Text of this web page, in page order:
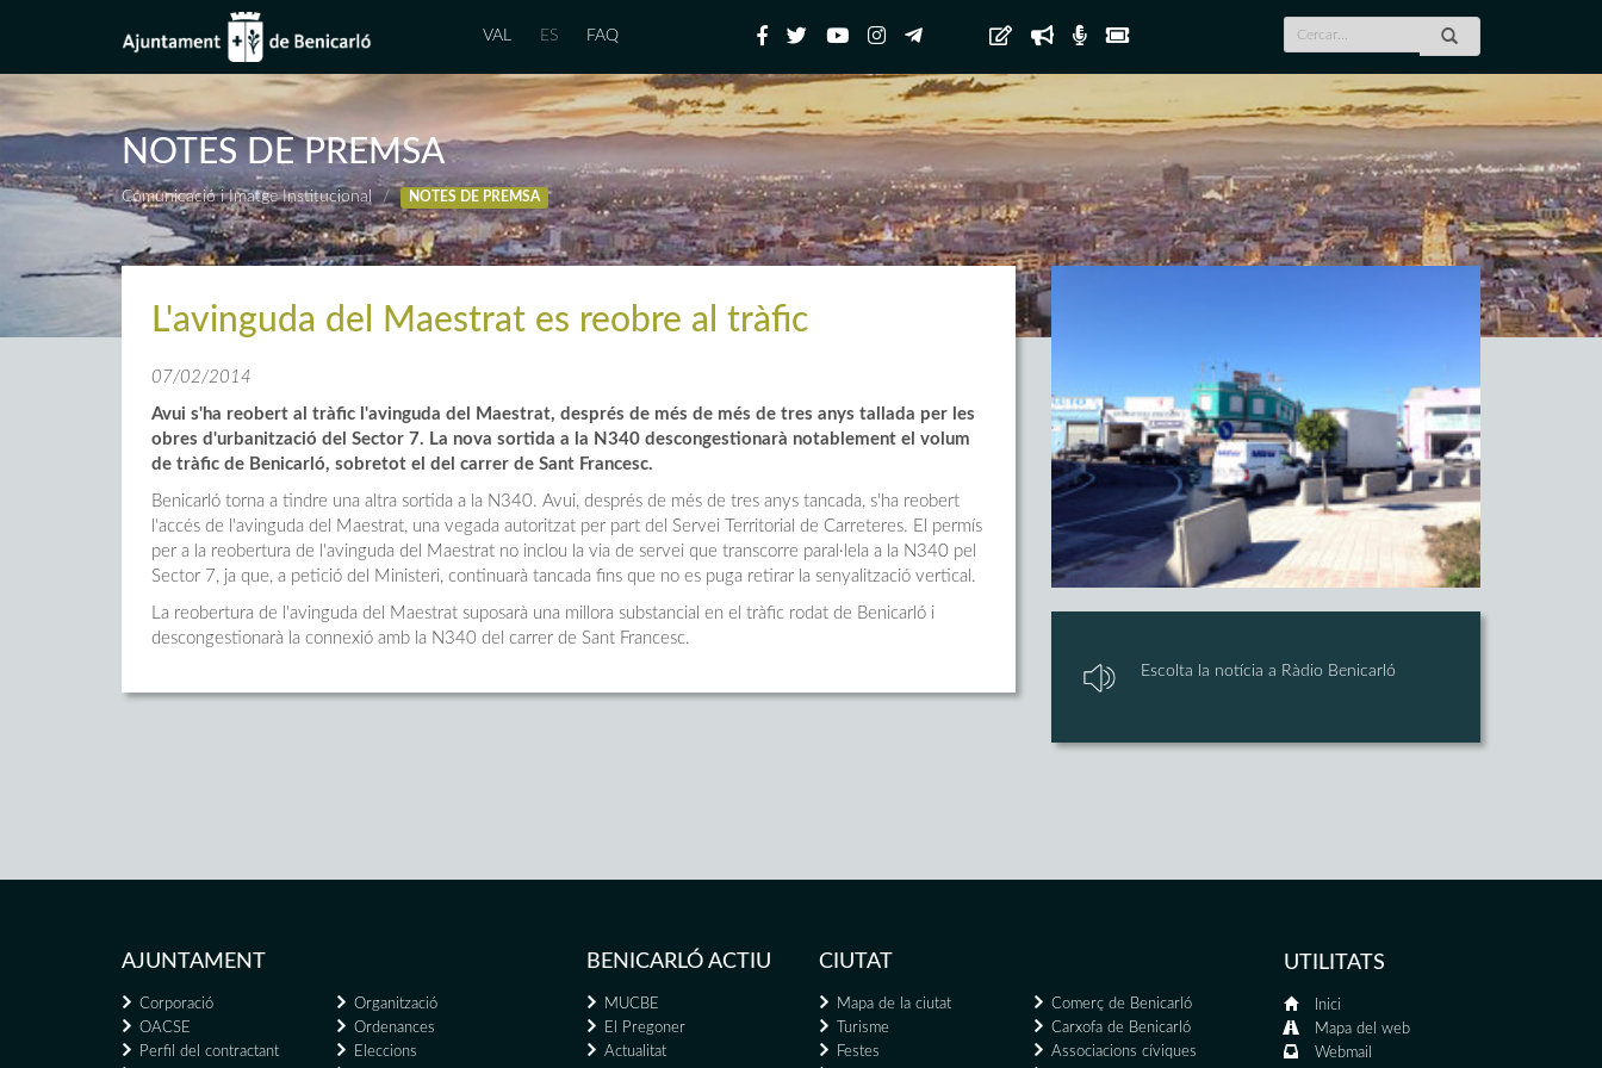
VAL ES FAQ
NOTES DE PREMSA
Comunicació i Imatge Institucional NOTES DE PREMSA
L'avinguda del Maestrat es reobre al tràfic
07/02/2014
Avui s'ha reobert al tràfic l'avinguda del Maestrat, després de més de més de tres anys tallada per les
obres d'urbanització del Sector 7. La nova sortida a la N340 descongestionarà notablement el volum
de tràfic de Benicarló, sobretot el del carrer de Sant Francesc.
Benicarló torna a tindre una altra sortida a la N340. Avui, després de més de tres anys tancada, s'ha reobert
l'accés de l'avinguda del Maestrat, una vegada autoritzat per part del Servei Territorial de Carreteres. El permís
per a la reobertura de l'avinguda del Maestrat no inclou la via de servei que transcorre paral·lela a la N340 pel
Sector 7, ja que, a petició del Ministeri, continuarà tancada fins que no es puga retirar la senyalització vertical.
La reobertura de l'avinguda del Maestrat suposarà una millora substancial en el tràfic rodat de Benicarló i
descongestionarà la connexió amb la N340 del carrer de Sant Francesc.
Escolta la notícia a Ràdio Benicarló
AJUNTAMENT
Corporació
Organització
OACSE
Ordenances
Perfil del contractant
Eleccions
BENICARLÓ ACTIU
MUCBE
El Pregoner
Actualitat
CIUTAT
Mapa de la ciutat
Comerç de Benicarló
Turisme
Carxofa de Benicarló
Festes
Associacions cíviques
UTILITATS
Inici
Mapa del web
Webmail